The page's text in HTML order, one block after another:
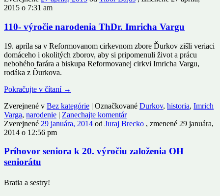
2015 o 7:31 am
110- výročie narodenia ThDr. Imricha Vargu
19. apríla sa v Reformovanom cirkevnom zbore Ďurkov zišli veriaci
domáceho i okolitých zborov, aby si pripomenuli život a prácu
nebohého farára a biskupa Reformovanej cirkvi Imricha Vargu,
rodáka z Ďurkova.
Pokračujte v čítaní →
Zverejnené v Bez kategórie | Označkované Durkov, historia, Imrich
Varga, narodenie | Zanechajte komentár
Zverejnené 29 januára, 2014 od Juraj Brecko , zmenené 29 januára,
2014 o 12:56 pm
Príhovor seniora k 20. výročiu založenia OH
seniorátu
Bratia a sestry!